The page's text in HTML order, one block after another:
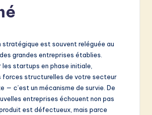
stratégique est souvent reléguée au
grandes entreprises établies.
startups en phase initiale,
forces structurelles de votre secteur
— c’est un mécanisme de survie. De
entreprises échouent non pas
est défectueux, mais parce